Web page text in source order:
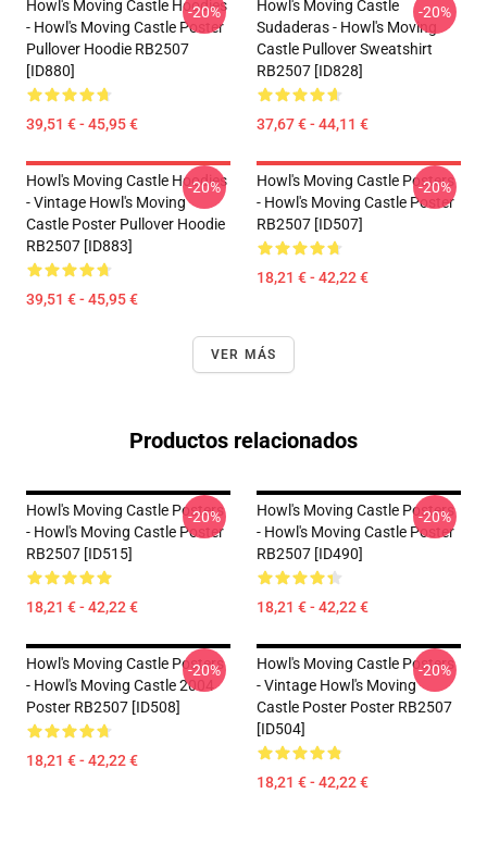
Howl's Moving Castle Hoodies
- Howl's Moving Castle Poster
Pullover Hoodie RB2507
[ID880]
39,51 € - 45,95 €
-20%
Howl's Moving Castle
Sudaderas - Howl's Moving
Castle Pullover Sweatshirt
RB2507 [ID828]
37,67 € - 44,11 €
-20%
Howl's Moving Castle Hoodies
- Vintage Howl's Moving
Castle Poster Pullover Hoodie
RB2507 [ID883]
39,51 € - 45,95 €
-20%
Howl's Moving Castle Posters
- Howl's Moving Castle Poster
RB2507 [ID507]
18,21 € - 42,22 €
-20%
VER MÁS
Productos relacionados
Howl's Moving Castle Posters
- Howl's Moving Castle Poster
RB2507 [ID515]
18,21 € - 42,22 €
-20%
Howl's Moving Castle Posters
- Howl's Moving Castle Poster
RB2507 [ID490]
18,21 € - 42,22 €
-20%
Howl's Moving Castle Posters
- Howl's Moving Castle 2004
Poster RB2507 [ID508]
18,21 € - 42,22 €
-20%
Howl's Moving Castle Posters
- Vintage Howl's Moving
Castle Poster Poster RB2507
[ID504]
18,21 € - 42,22 €
-20%